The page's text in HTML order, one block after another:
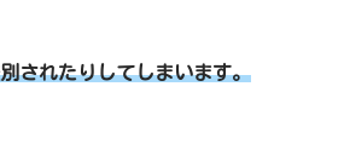
されたりしてしまいます。